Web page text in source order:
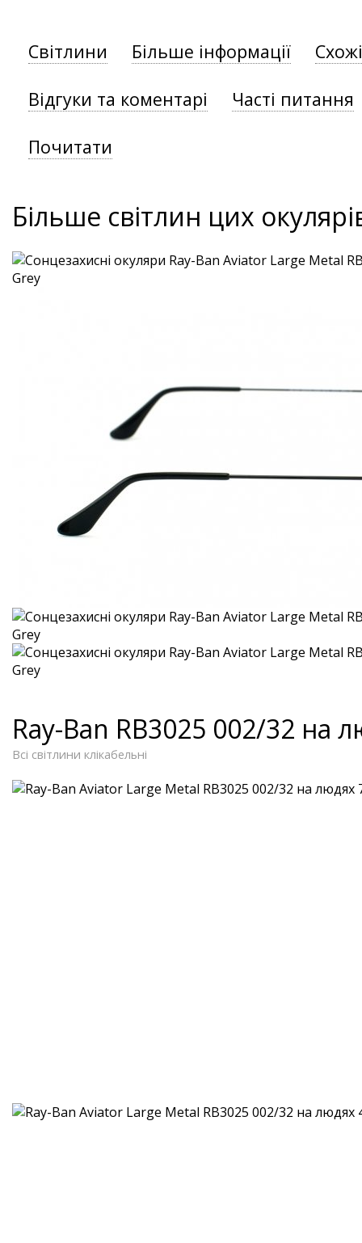
Світлини Більше інформації
Відгуки та коментарі Часті питання
Почитати
Більше світлин цих
Ray-Ban RB3025 002/32 на
Всі світлини клікабельні